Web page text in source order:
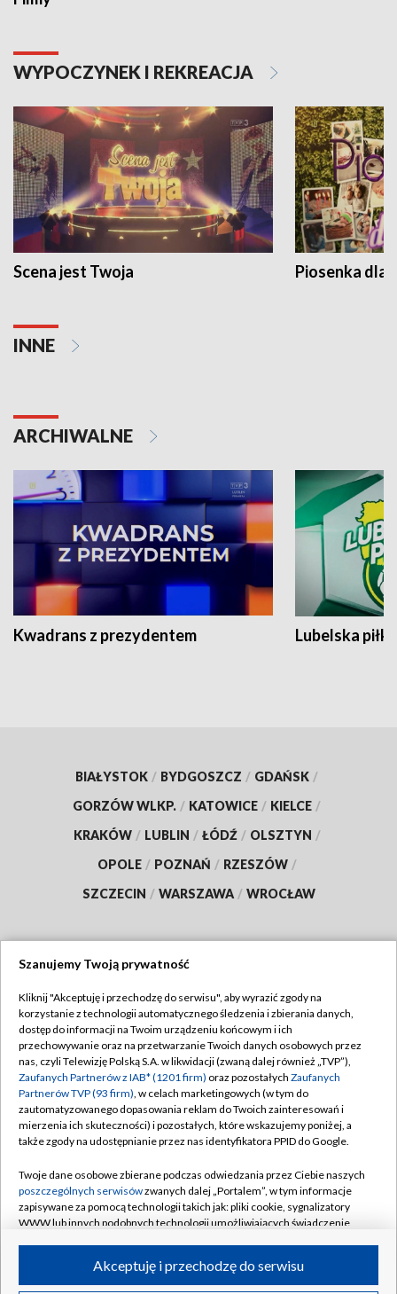
WYPOCZYNEK I REKREACJA
Scena jest Twoja Piosenka dla
INNE
ARCHIWALNE
Kwadrans z prezydentem Lubelska piłka
BIAŁYSTOK / BYDGOSZCZ / GDAŃSK /
GORZÓW WLKP. / KATOWICE / KIELCE /
KRAKÓW / LUBLIN / ŁÓDŹ / OLSZTYN /
OPOLE / POZNAŃ / RZESZÓW /
SZCZECIN / WARSZAWA / WROCŁAW
TVP
Abonament TVP
Emisja w TVP
Centrum informacji TVP
Naziemna Telewizja Cyfrowa
Rada Programowa
System NOS
Informacje o nadawcy
Program dla prasy
Regulamin TVP
Polityka prywatności
Moje zgody
Pomoc
Kontakt
Kanały
Szanujemy Twoją prywatność
Kliknij "Akceptuję i przechodzę do serwisu", aby wyrazić zgody na
korzystanie z technologii automatycznego śledzenia i zbierania danych,
dostęp do informacji na Twoim urządzeniu końcowym i ich
przechowywanie oraz na przetwarzanie Twoich danych osobowych przez
nas, czyli Telewizję Polską S.A. w likwidacji (zwaną dalej również „TVP”),
Zaufanych Partnerów z IAB* (1201 firm) oraz pozostałych Zaufanych
Partnerów TVP (93 firm), w celach marketingowych (w tym do
zautomatyzowanego dopasowania reklam do Twoich zainteresowań i
mierzenia ich skuteczności) i pozostałych, które wskazujemy poniżej, a
także zgody na udostępnianie przez nas identyfikatora PPID do Google.
Twoje dane osobowe zbierane podczas odwiedzania przez Ciebie naszych
poszczególnych serwisówzwanych dalej „Portalem”, w tym informacje
zapisywane za pomocą technologii takich jak: pliki cookie, sygnalizatory
WWW lub innych podobnych technologii umożliwiających świadczenie
ruchu w Internecie.Akceptuję i przechodzę do serwisu